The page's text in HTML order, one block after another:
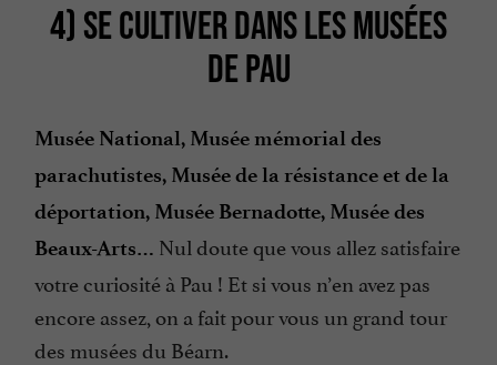
4) SE CULTIVER DANS LES MUSÉES
DE PAU
Musée National, Musée mémorial des
parachutistes, Musée de la résistance et de la
déportation, Musée Bernadotte, Musée des
Beaux-Arts… Nul doute que vous allez satisfaire
votre curiosité à Pau ! Et si vous n’en avez pas
encore assez, on a fait pour vous un grand tour
des musées du Béarn.